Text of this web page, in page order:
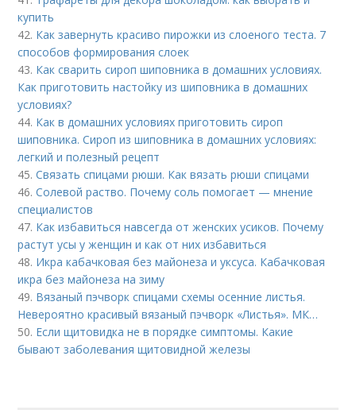
купить
42. Как завернуть красиво пирожки из слоеного теста. 7
способов формирования слоек
43. Как сварить сироп шиповника в домашних условиях.
Как приготовить настойку из шиповника в домашних
условиях?
44. Как в домашних условиях приготовить сироп
шиповника. Сироп из шиповника в домашних условиях:
легкий и полезный рецепт
45.Связать спицами рюши. Как вязать рюши спицами
46.Солевой раство. Почему соль помогает — мнение
специалистов
47. Как избавиться навсегда от женских усиков. Почему
растут усы у женщин и как от них избавиться
48. Икра кабачковая без майонеза и уксуса. Кабачковая
икра без майонеза на зиму
49. Вязаный пэчворк спицами схемы осенние листья.
Невероятно красивый вязаный пэчворк «Листья». МК…
50. Если щитовидка не в порядке симптомы. Какие
бывают заболевания щитовидной железы